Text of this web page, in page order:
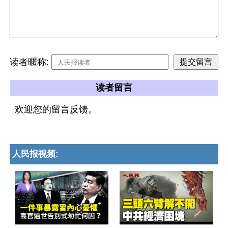
读者暱称:
读者留言
欢迎您的留言反馈。
人民报视频: